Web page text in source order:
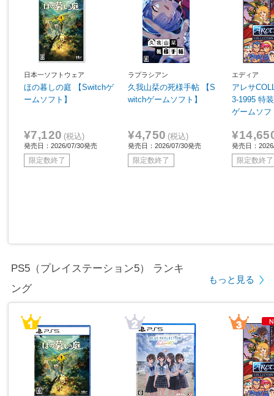
日本一ソフトウェア
ほの暮しの庭 【Switchゲ
ームソフト】
¥7,120 (税込)
発売日：2026/07/30発売
限定数終了
ラプラシアン
久我山栞の死様手帖 【S
witchゲームソフト】
¥4,750 (税込)
発売日：2026/07/30発売
限定数終了
エディア
アレサ
3-1995 特
ゲームソフ
発売日：
限定数終了
PS5（プレイステーション5） ランキ
ング
もっと見る